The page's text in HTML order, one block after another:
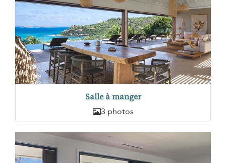
Salle à manger
3 photos